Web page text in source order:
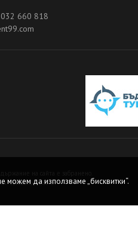
660 818
Съгласно чл.80 от
можем да използваме „бисквитки“.